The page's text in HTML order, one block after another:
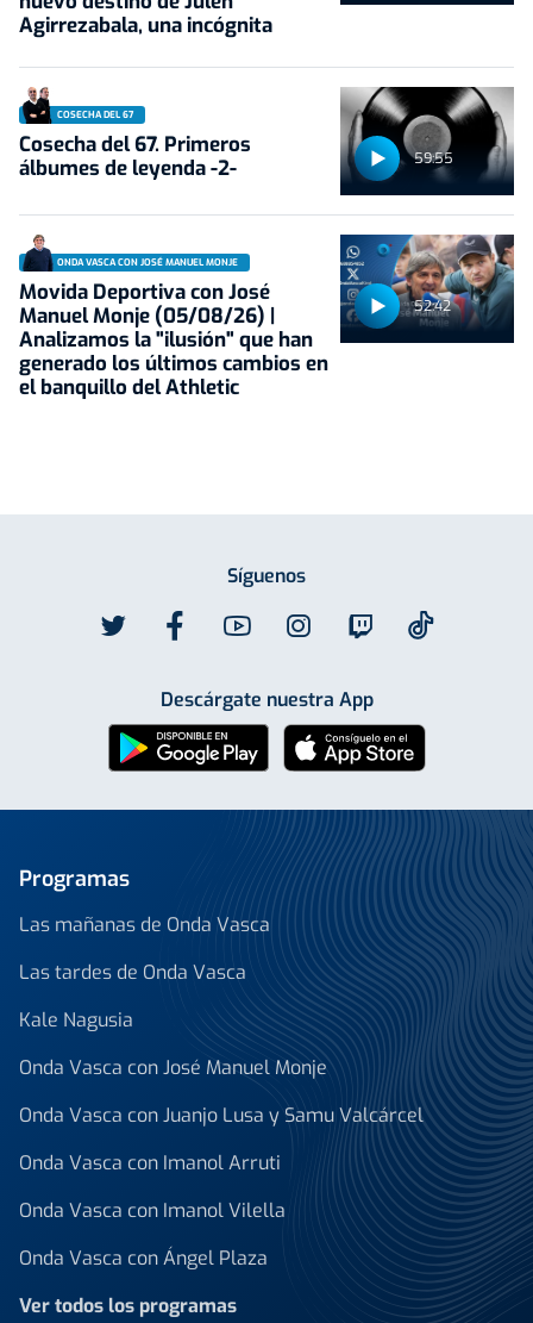
Agirrezabala, una incógnita
59:55
COSECHA DEL 67
Cosecha del 67. Primeros
álbumes de leyenda -2-
52:42
ONDA VASCA CON JOSÉ MANUEL MONJE
Movida Deportiva con José
Manuel Monje (05/08/26) |
Analizamos la "ilusión" que han
generado los últimos cambios en
el banquillo del Athletic
Síguenos
Descárgate nuestra App
Programas
Las mañanas de Onda Vasca
Las tardes de Onda Vasca
Kale Nagusia
Onda Vasca con José Manuel Monje
Onda Vasca con Juanjo Lusa y Samu Valcárcel
Onda Vasca con Imanol Arruti
Onda Vasca con Imanol Vilella
Onda Vasca con Ángel Plaza
Ver todos los programas